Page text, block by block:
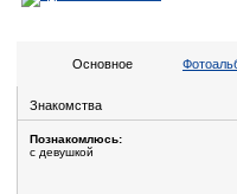
Основное
Знакомства
Познакомлюсь:
с девушкой